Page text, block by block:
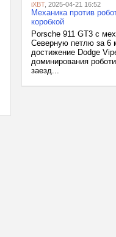
iXBT, 2025-04-21 16:52
Механика против
коробкой
Porsche 911 GT3 с
Северную петлю за 6
достижение Dodge
доминирования
заезд...